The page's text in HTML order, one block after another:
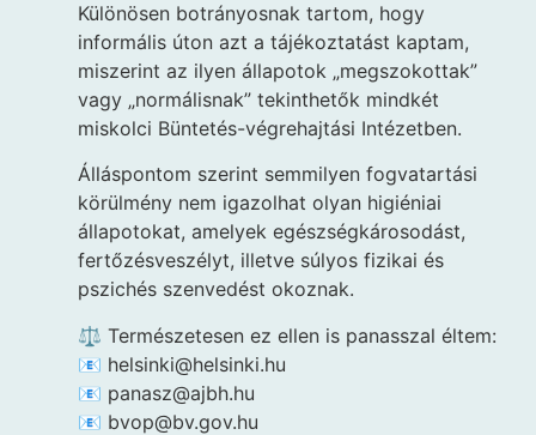
Különösen botrányosnak tartom, hogy
informális úton azt a tájékoztatást kaptam,
miszerint az ilyen állapotok „megszokottak”
vagy „normálisnak” tekinthetők mindkét
miskolci Büntetés-végrehajtási Intézetben.
Álláspontom szerint semmilyen fogvatartási
körülmény nem igazolhat olyan higiéniai
állapotokat, amelyek egészségkárosodást,
fertőzésveszélyt, illetve súlyos fizikai és
pszichés szenvedést okoznak.
⚖️ Természetesen ez ellen is panasszal éltem:
📧 helsinki@helsinki.hu
📧 panasz@ajbh.hu
📧 bvop@bv.gov.hu